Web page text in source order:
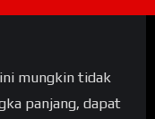
mungkin tidak
panjang, dapat